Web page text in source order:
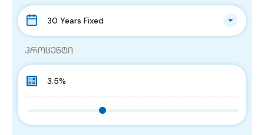
30 Years Fixed
პროცენტი